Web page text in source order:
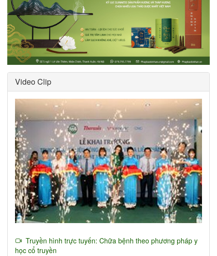
Video Clip
Truyền hình trực tuyến: Chữa bệnh theo phương pháp y
học cổ truyền